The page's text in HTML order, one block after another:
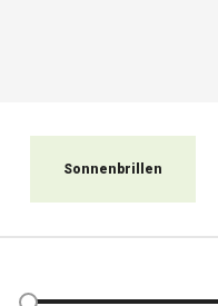
Sonnenbrillen